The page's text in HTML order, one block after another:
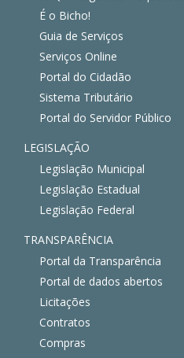
É o Bicho!
Guia de Serviços
Serviços Online
Portal do Cidadão
Sistema Tributário
Portal do Servidor Público
LEGISLAÇÃO
Legislação Municipal
Legislação Estadual
Legislação Federal
TRANSPARÊNCIA
Portal da Transparência
Portal de dados abertos
Licitações
Contratos
Compras